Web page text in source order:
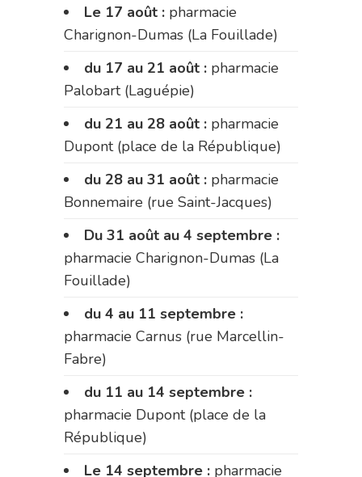
Le 17 août : pharmacie
Charignon-Dumas (La Fouillade)
du 17 au 21 août : pharmacie
Palobart (Laguépie)
du 21 au 28 août : pharmacie
Dupont (place de la République)
du 28 au 31 août : pharmacie
Bonnemaire (rue Saint-Jacques)
Du 31 août au 4 septembre :
pharmacie Charignon-Dumas (La
Fouillade)
du 4 au 11 septembre :
pharmacie Carnus (rue Marcellin-
Fabre)
du 11 au 14 septembre :
pharmacie Dupont (place de la
République)
Le 14 septembre : pharmacie